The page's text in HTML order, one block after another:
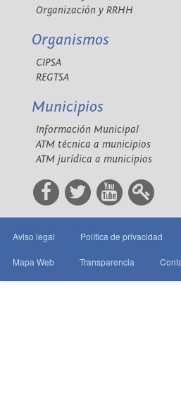
Organización y RRHH
Organismos
CIPSA
REGTSA
Municipios
Información Municipal
ATM técnica a municipios
ATM jurídica a municipios
Aviso legal Política de privacidad
Mapa Web Transparencia